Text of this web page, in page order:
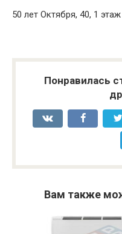
50 лет Октября, 40, 1 этаж
Понравилась
Вам также